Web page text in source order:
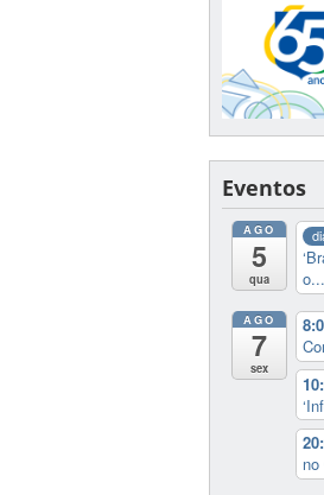
Eventos
AGO
5
qua
o...
AGO
7
sex
no